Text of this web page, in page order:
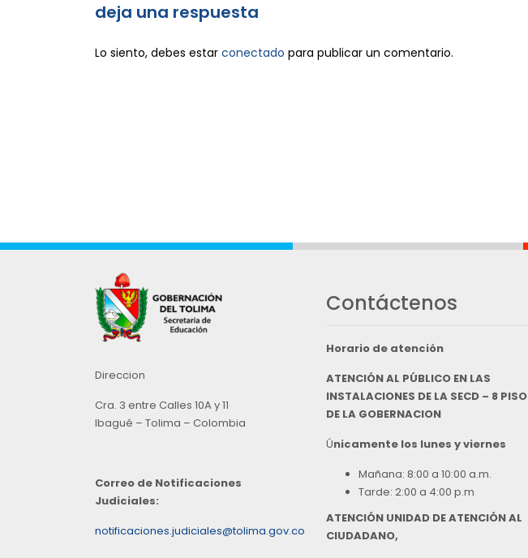
deja una respuesta
Lo siento, debes estar conectado para publicar un comentario.
Direccion
Cra. 3 entre Calles 10A y 11
Ibagué – Tolima – Colombia
Correo de Notificaciones
Judiciales:
notificaciones.judiciales@tolima.gov.co
Contáctenos
Horario de atención
ATENCIÓN AL PÚBLICO EN LAS
INSTALACIONES DE LA SECD – 8 PISO
DE LA GOBERNACION
Únicamente los lunes y viernes
Mañana: 8:00 a 10:00 a.m.
Tarde: 2:00 a 4:00 p.m
ATENCIÓN UNIDAD DE ATENCIÓN AL
CIUDADANO,